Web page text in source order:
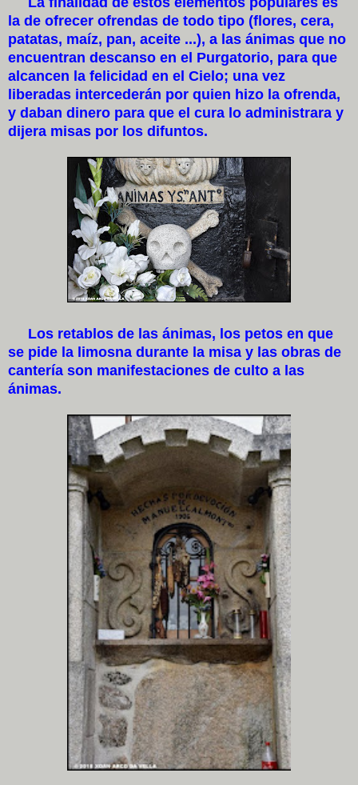
la de ofrecer ofrendas de todo tipo (flores, cera,
patatas, maíz, pan, aceite ...), a las ánimas que no
encuentran descanso en el Purgatorio, para que
alcancen la felicidad en el Cielo; una vez
liberadas intercederán por quien hizo la ofrenda,
y daban dinero para que el cura lo administrara y
dijera misas por los difuntos.
Los retablos de las ánimas, los petos en que
se pide la limosna durante la misa y las obras de
cantería son manifestaciones de culto a las
ánimas.